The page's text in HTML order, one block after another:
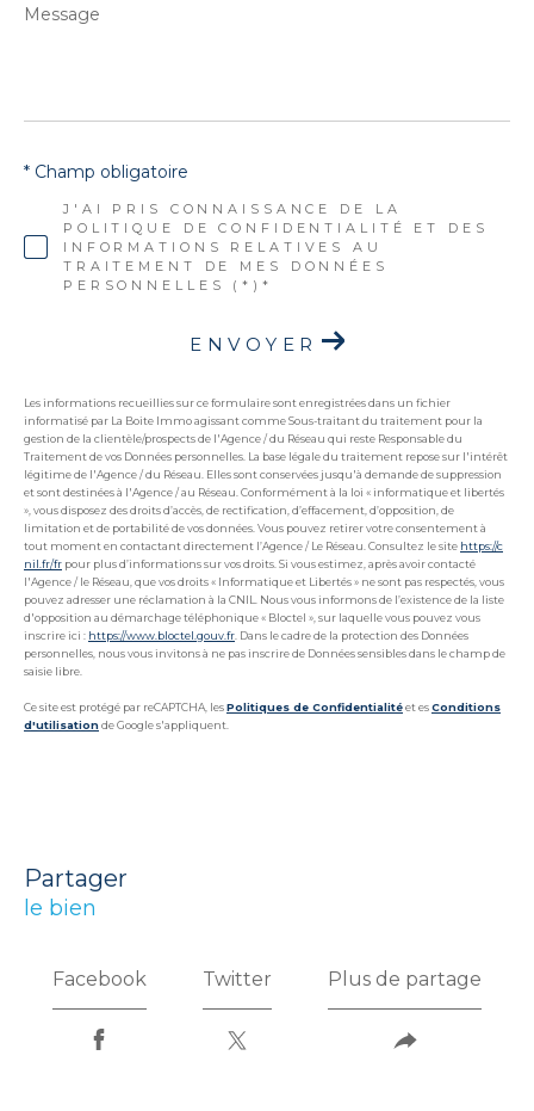
Message
*
J'AI PRIS CONNAISSANCE DE LA
POLITIQUE DE CONFIDENTIALITÉ ET DES
INFORMATIONS RELATIVES AU
TRAITEMENT DE MES DONNÉES
PERSONNELLES (*)*
* Champ obligatoire
ENVOYER
Les informations recueillies sur ce formulaire sont enregistrées dans un fichier
informatisé par La Boite Immo agissant comme Sous-traitant du traitement pour la
gestion de la clientèle/prospects de l'Agence / du Réseau qui reste Responsable du
Traitement de vos Données personnelles. La base légale du traitement repose sur l'intérêt
légitime de l'Agence / du Réseau. Elles sont conservées jusqu'à demande de suppression
et sont destinées à l'Agence / au Réseau. Conformément à la loi « informatique et libertés
», vous disposez des droits d’accès, de rectification, d’effacement, d’opposition, de
limitation et de portabilité de vos données. Vous pouvez retirer votre consentement à
tout moment en contactant directement l’Agence / Le Réseau. Consultez le site https://c
nil.fr/fr pour plus d’informations sur vos droits. Si vous estimez, après avoir contacté
l'Agence / le Réseau, que vos droits « Informatique et Libertés » ne sont pas respectés, vous
pouvez adresser une réclamation à la CNIL. Nous vous informons de l’existence de la liste
d'opposition au démarchage téléphonique « Bloctel », sur laquelle vous pouvez vous
inscrire ici : https://www.bloctel.gouv.fr. Dans le cadre de la protection des Données
personnelles, nous vous invitons à ne pas inscrire de Données sensibles dans le champ de
saisie libre.
Ce site est protégé par reCAPTCHA, lesPolitiques de Confidentialitéet esConditions
d'utilisationde Google s'appliquent.
partager
le bien
Facebook Twitter Plus de partage